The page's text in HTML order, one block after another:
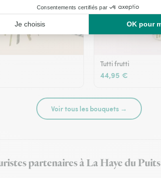
Tutti frutti
44,95 €
Voir tous les bouquets →
partenaires à La Haye du Puits